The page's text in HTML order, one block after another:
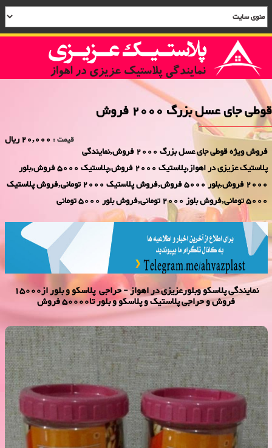
قوطی جای عسل بزرگ 2000 فروش
قیمت : 20,000 ریال
فروش ویژه قوطی جای عسل بزرگ 2000 فروش,نمایندگی
پلاستیک عزیزی در اهواز,پلاستیک 2000 فروش,پلاستیک 5000 فروش,بلور
2000 فروش,بلور 5000 فروش,فروش پلاستیک 2000 تومانی,فروش پلاستیک
5000 تومانی,فروش بلوز 2000 تومانی,فروش بلور 5000 تومانی
نمایندگی پلاسكو وبلورعزیزی در اهواز - حراجی پلاسکو و بلور از15000
فروش و حراجی پلاستیک و پلاسکو و بلور تا50000 فروش